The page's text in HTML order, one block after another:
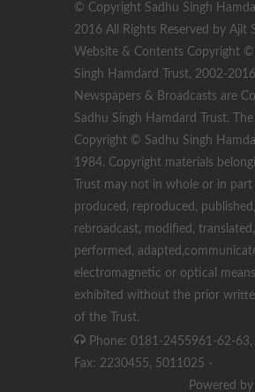
© Copyright Sadhu Singh
2016 All Rights Reserved by Ajit
Website & Contents Copyright ©
Singh Hamdard Trust, 2002-
Newspapers & Broadcasts are
Sadhu Singh Hamdard Trust.
Copyright © Sadhu Singh
1984. Copyright materials
Trust may not in whole or in part
produced, reproduced, published,
rebroadcast, modified,
performed,
electromagnetic or optical
exhibited without the prior
of the Trust.
Phone: 0181-2455961-62-
Fax: 2230455, 5011025 ·
Powered by